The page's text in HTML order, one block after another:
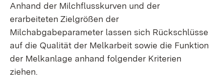
Anhand der Milchflusskurven und der
erarbeiteten Zielgrößen der
Milchabgabeparameter lassen sich Rückschlüsse
auf die Qualität der Melkarbeit sowie die Funktion
der Melkanlage anhand folgender Kriterien
ziehen.